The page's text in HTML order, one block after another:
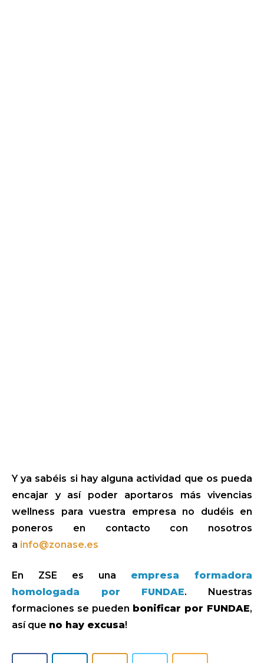
Y ya sabéis si hay alguna actividad que os pueda
encajar y así poder aportaros más vivencias
wellness para vuestra empresa no dudéis en
poneros en contacto con nosotros
a info@zonase.es
En ZSE es una empresa formadora
homologada por FUNDAE. Nuestras
formaciones se pueden bonificar por FUNDAE,
así que no hay excusa!